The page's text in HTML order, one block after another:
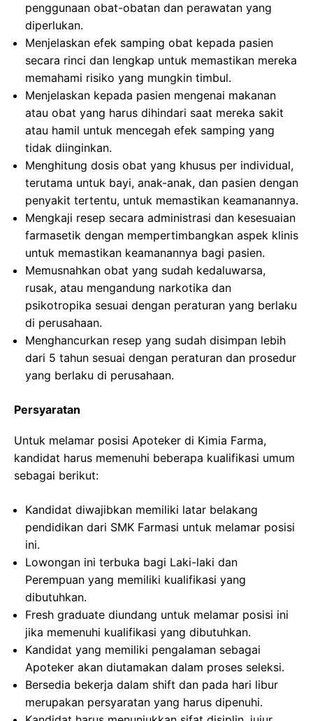
penggunaan obat-obatan dan perawatan yang
diperlukan.
Menjelaskan efek samping obat kepada pasien
secara rinci dan lengkap untuk memastikan mereka
memahami risiko yang mungkin timbul.
Menjelaskan kepada pasien mengenai makanan
atau obat yang harus dihindari saat mereka sakit
atau hamil untuk mencegah efek samping yang
tidak diinginkan.
Menghitung dosis obat yang khusus per individual,
terutama untuk bayi, anak-anak, dan pasien dengan
penyakit tertentu, untuk memastikan keamanannya.
Mengkaji resep secara administrasi dan kesesuaian
farmasetik dengan mempertimbangkan aspek klinis
untuk memastikan keamanannya bagi pasien.
Memusnahkan obat yang sudah kedaluwarsa,
rusak, atau mengandung narkotika dan
psikotropika sesuai dengan peraturan yang berlaku
di perusahaan.
Menghancurkan resep yang sudah disimpan lebih
dari 5 tahun sesuai dengan peraturan dan prosedur
yang berlaku di perusahaan.
Persyaratan
Untuk melamar posisi Apoteker di Kimia Farma,
kandidat harus memenuhi beberapa kualifikasi umum
sebagai berikut:
Kandidat diwajibkan memiliki latar belakang
pendidikan dari SMK Farmasi untuk melamar posisi
ini.
Lowongan ini terbuka bagi Laki-laki dan
Perempuan yang memiliki kualifikasi yang
dibutuhkan.
Fresh graduate diundang untuk melamar posisi ini
jika memenuhi kualifikasi yang dibutuhkan.
Kandidat yang memiliki pengalaman sebagai
Apoteker akan diutamakan dalam proses seleksi.
Bersedia bekerja dalam shift dan pada hari libur
merupakan persyaratan yang harus dipenuhi.